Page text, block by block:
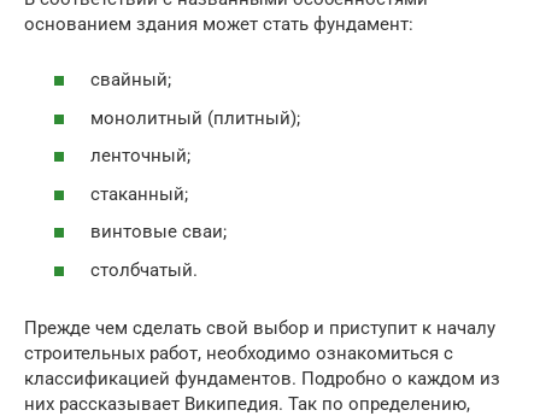
основанием здания может стать фундамент:
свайный;
монолитный (плитный);
ленточный;
стаканный;
винтовые сваи;
столбчатый.
Прежде чем сделать свой выбор и приступит к началу
строительных работ, необходимо ознакомиться с
классификацией фундаментов. Подробно о каждом из
них рассказывает Википедия. Так по определению,